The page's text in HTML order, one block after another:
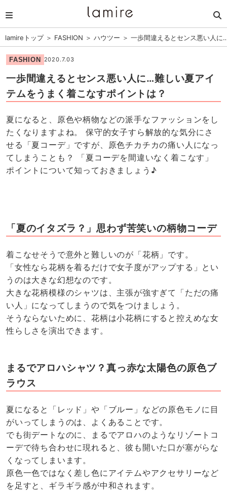
lamireトップ＞ FASHION ＞ ハウツー ＞ 一歩間違えるとセンス悪い人
FASHION 2020.7.03
一歩間違えるとセンス悪い人に…難しい夏アイ
テムをうまく着こなすポイントは？
夏になると、原色や柄物などの派手なファッションをし
たくなりますよね。 保守的女子すら解放的な気分にさ
せる「夏コーデ」ですが、原色チカチカの痛い人になっ
てしまうことも？ 「夏コーデを間違いなく着こなす」
ポイントについて知っておきましょう♪
「夏のイタズラ？」思わず苦笑いの柄物コーデ
着こなせそうで意外と難しいのが「花柄」です。
「女性なら花柄を着るだけで女子度がアップする」とい
うのは大きな幻想なのです。
大きな花柄模様のシャツは、主張が強すぎて「ただの痛
い人」になってしまうので気をつけましょう。
そうならないために、花柄は小花柄にすると控えめな女
性らしさを演出できます。
まるでアロハシャツ？真っ赤な太陽色の原色ブ
ラウス
夏になると「レッド」や「ブルー」などの原色モノに目
がいってしまうのは、よくあることです。
でも街デートなのに、まるでアロハのようなリゾートコ
ーデで待ち合わせに現れると、彼も開いた口が塞がらな
くなってしまいます。
原色一色ではなく差し色にアイテムやアクセサリーなど
を足すと、ギラギラ感が中和されます。